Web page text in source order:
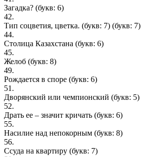
Загадка? (букв: 6)
42.
Тип соцветия, цветка. (букв: 7) (букв: 7)
44.
Столица Казахстана (букв: 6)
45.
Желоб (букв: 8)
49.
Рождается в споре (букв: 6)
51.
Дворянский или чемпионский (букв: 5)
52.
Драть ее – значит кричать (букв: 6)
55.
Насилие над непокорным (букв: 8)
56.
Ссуда на квартиру (букв: 7)